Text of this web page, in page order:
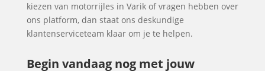
kiezen van motorrijles in Varik of vragen hebben over
ons platform, dan staat ons deskundige
klantenserviceteam klaar om je te helpen.
Begin vandaag nog met jouw